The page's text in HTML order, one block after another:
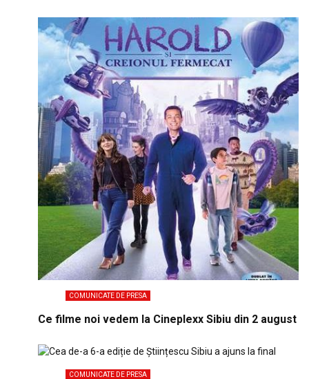
COMUNICATE DE PRESA
Ce filme noi vedem la Cineplexx Sibiu din 2 august
COMUNICATE DE PRESA